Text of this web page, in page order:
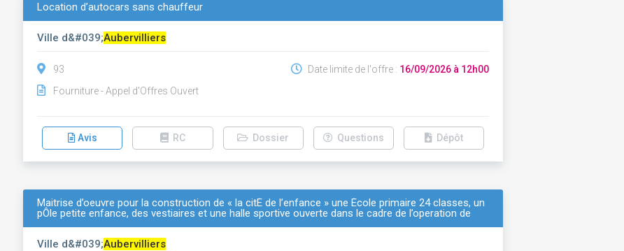
Location d’autocars sans chauffeur
Ville d&#039;Aubervilliers
93
Fourniture - Appel d'Offres Ouvert
Date limite de l'offre : 16/09/2026 à 12h00
Avis RC Dossier Questions Dépôt
Maitrise d’oeuvre pour la construction de « la citÉ de l’enfance » une École primaire 24 classes, un
pÔle petite enfance, des vestiaires et une halle sportive ouverte dans le cadre de l’operation de
Ville d&#039;Aubervilliers